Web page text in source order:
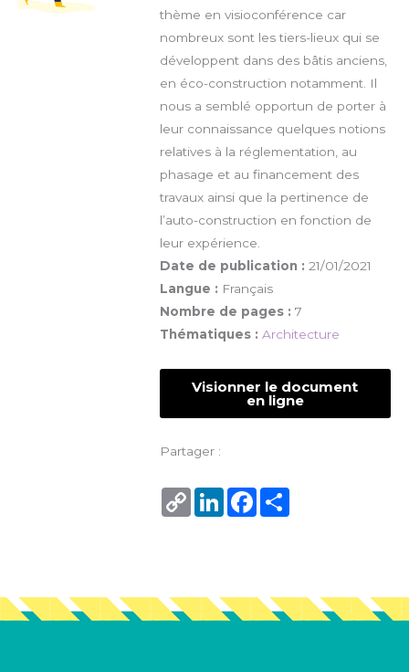
thème en visioconférence car
nombreux sont les tiers-lieux qui se
développent dans des bâtis anciens,
en éco-construction notamment. Il
nous a semblé opportun de porter à
leur connaissance quelques notions
relatives à la réglementation, au
phasage et au financement des
travaux ainsi que la pertinence de
l’auto-construction en fonction de
leur expérience.
Date de publication : 21/01/2021
Langue : Français
Nombre de pages : 7
Thématiques : Architecture
Visionner le document
en ligne
Partager :
Copy
Link
LinkedInFacebook
Share